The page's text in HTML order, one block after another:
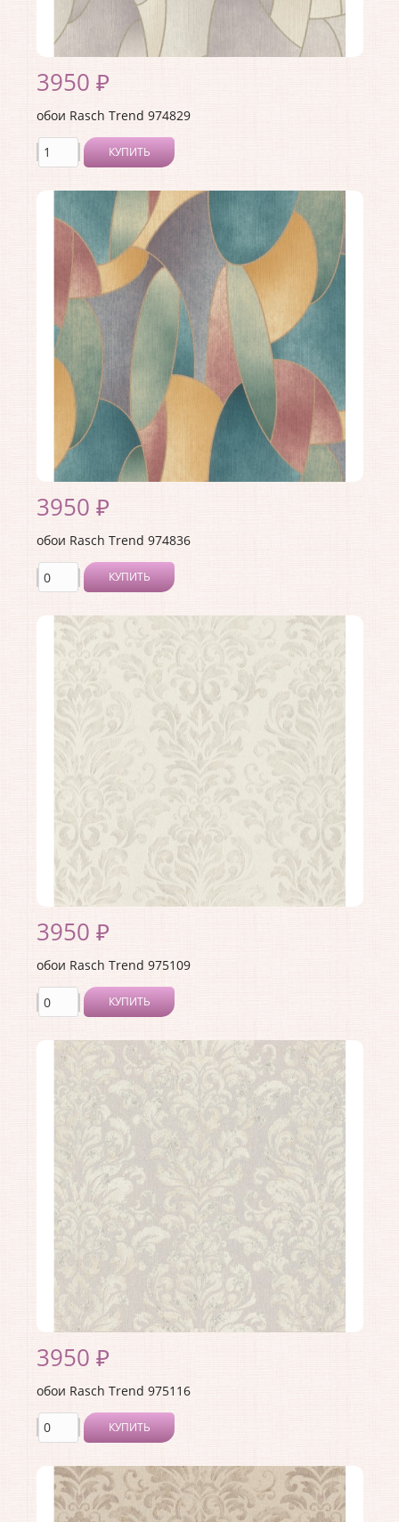
3950 ₽
обои Rasch Trend 974829
КУПИТЬ
Производитель:Rasch
Коллекция:Trend
Длина рулона: 10.05 .
Ширина рулона:1.06 .
Материал покрытия: Виниловое
Страна: Германия
Материал основы:
Флизелин
Раппорт:<>
3950 ₽
обои Rasch Trend 974836
КУПИТЬ
Производитель:Rasch
Коллекция:Trend
Длина рулона:
10.05 .
Ширина рулона: 1.06 .
Материал покрытия:
Виниловое
Страна: Германия
Материал основы:
Флизелин
Раппорт:
<>
3950 ₽
обои Rasch Trend 975109
КУПИТЬ
Коллекция:Trend
Длина рулона:
10.05 .
Ширина рулона: 1.06 .
Материал покрытия:Виниловое
Страна:
Германия
Материал основы:
Флизелин
Раппорт:<>
3950 ₽
обои Rasch Trend 975116
КУПИТЬ
Производитель:Rasch
Коллекция:Trend
Длина рулона:
10.05 .
Ширина рулона:1.06 .